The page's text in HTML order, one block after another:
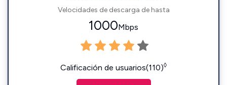
Velocidades de descarga de hasta
1000Mbps
Calificación de usuarios(110)◊